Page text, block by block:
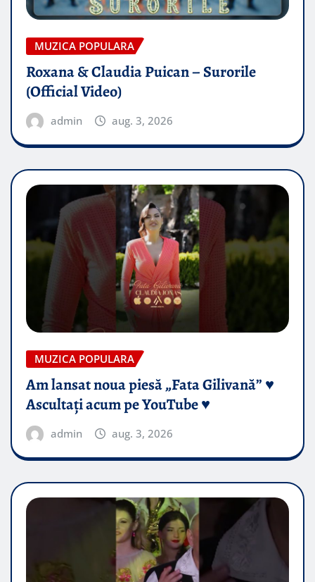
MUZICA POPULARA
Roxana & Claudia Puican – Surorile
(Official Video)
admin aug. 3, 2026
MUZICA POPULARA
Am lansat noua piesă „Fata Gilivană” ♥️
Ascultați acum pe YouTube ♥️
admin aug. 3, 2026